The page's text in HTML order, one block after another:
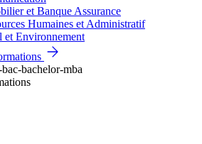
et Banque Assurance
Humaines et Administratif
et Environnement